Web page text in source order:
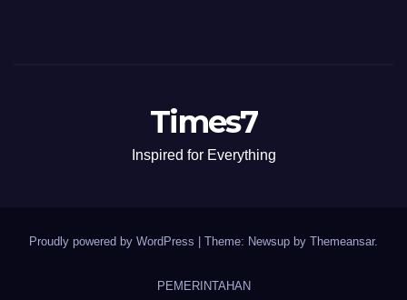
Times7
Inspired for Everything
Proudly powered by WordPress Theme: Newsup by Themeansar.
PEMERINTAHAN